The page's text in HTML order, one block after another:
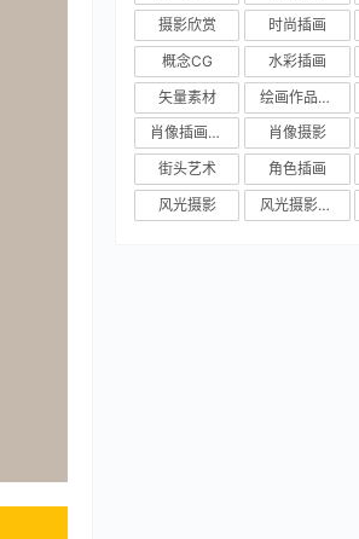
摄影欣赏
时尚插画
概念CG
水彩插画
矢量素材
绘画作品欣赏
肖像插画欣赏
肖像摄影
街头艺术
角色插画
风光摄影
风光摄影作品